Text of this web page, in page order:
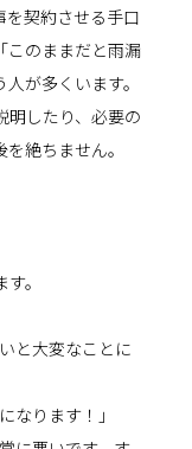
を契約させる手口
このままだと雨漏
が多くいます。
明したり、必要の
絶ちません。
。
と大変なことに
なります！」